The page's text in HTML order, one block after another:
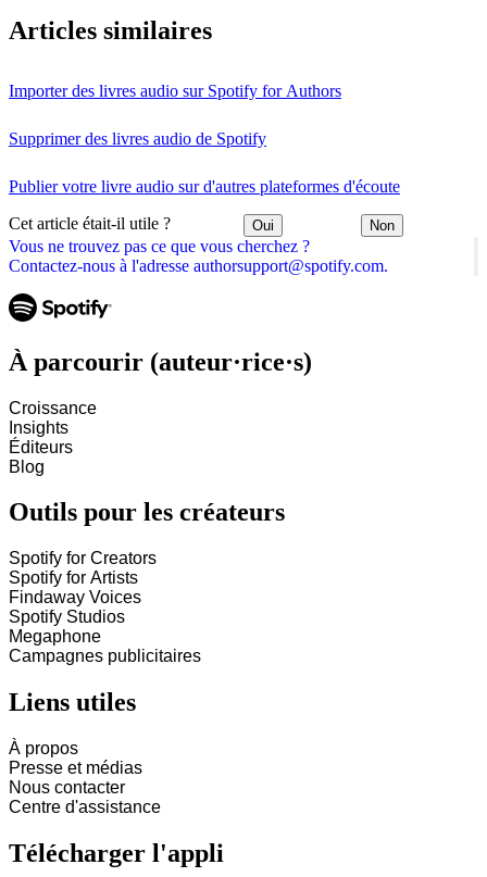
Vous ne trouvez pas ce que vous cherchez ?
Contactez-nous à l'adresse authorsupport@spotify.com.
Articles similaires
Importer des livres audio sur Spotify for Authors
Supprimer des livres audio de Spotify
Publier votre livre audio sur d'autres plateformes d'écoute
Cet article était-il utile ? Oui Non
À parcourir (auteur·rice·s)
Croissance
Insights
Éditeurs
Blog
Outils pour les créateurs
Spotify for Creators
Spotify for Artists
Findaway Voices
Spotify Studios
Megaphone
Campagnes publicitaires
Liens utiles
À propos
Presse et médias
Nous contacter
Centre d'assistance
Télécharger l'appli